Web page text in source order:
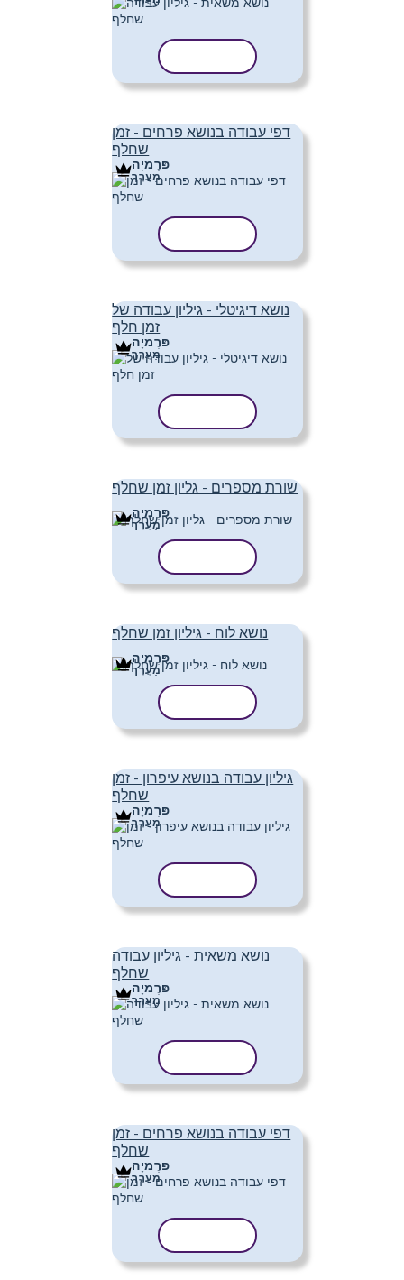
דפי עבודה בנושא פרחים - זמן
שחלף
פּרֶמיָה
מַעֲרָך
נושא דיגיטלי - גיליון עבודה של
זמן חלף
פּרֶמיָה
מַעֲרָך
שורת מספרים - גליון זמן שחלף
פּרֶמיָה
מַעֲרָך
נושא לוח - גיליון זמן שחלף
פּרֶמיָה
מַעֲרָך
גיליון עבודה בנושא עיפרון - זמן
שחלף
פּרֶמיָה
מַעֲרָך
נושא משאית - גיליון עבודה
שחלף
פּרֶמיָה
מַעֲרָך
דפי עבודה בנושא פרחים - זמן
שחלף
פּרֶמיָה
מַעֲרָך